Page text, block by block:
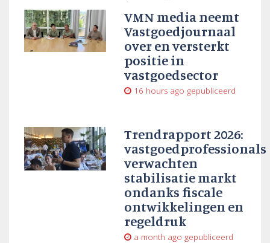
VMN media neemt
Vastgoedjournaal
over en versterkt
positie in
vastgoedsector
16 hours ago gepubliceerd
Trendrapport 2026:
vastgoedprofessionals
verwachten
stabilisatie markt
ondanks fiscale
ontwikkelingen en
regeldruk
a month ago gepubliceerd